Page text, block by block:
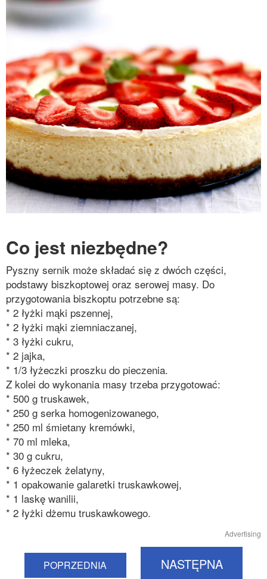
Co jest niezbędne?
Pyszny sernik może składać się z dwóch części,
podstawy biszkoptowej oraz serowej masy. Do
przygotowania biszkoptu potrzebne są:
* 2 łyżki mąki pszennej,
* 2 łyżki mąki ziemniaczanej,
* 3 łyżki cukru,
* 2 jajka,
* 1/3 łyżeczki proszku do pieczenia.
Z kolei do wykonania masy trzeba przygotować:
* 500 g truskawek,
* 250 g serka homogenizowanego,
* 250 ml śmietany kremówki,
* 70 ml mleka,
* 30 g cukru,
* 6 łyżeczek żelatyny,
* 1 opakowanie galaretki truskawkowej,
* 1 laskę wanilii,
* 2 łyżki dżemu truskawkowego.
Advertising
POPRZEDNIA NASTĘPNA